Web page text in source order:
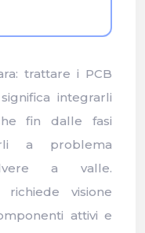
trattare i PCB
integrarli
fin dalle fasi
a problema
a valle.
richiede visione
attivi e